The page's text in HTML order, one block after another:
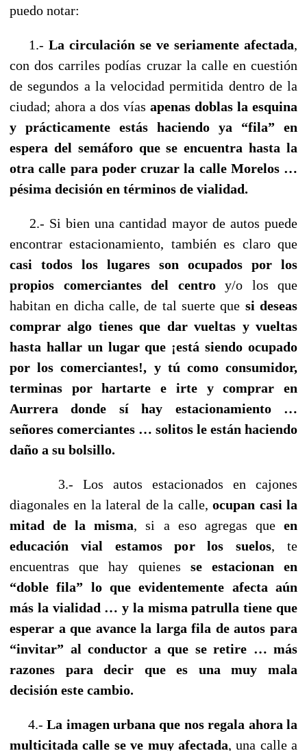
puedo notar:
1.- La circulación se ve seriamente afectada,
con dos carriles podías cruzar la calle en cuestión
de segundos a la velocidad permitida dentro de la
ciudad; ahora a dos vías apenas doblas la esquina
y prácticamente estás haciendo ya “fila” en
espera del semáforo que se encuentra hasta la
otra calle para poder cruzar la calle Morelos …
pésima decisión en términos de vialidad.
2.- Si bien una cantidad mayor de autos puede
encontrar estacionamiento, también es claro que
casi todos los lugares son ocupados por los
propios comerciantes del centroy/o los que
habitan en dicha calle, de tal suerte que si deseas
comprar algo tienes que dar vueltas y vueltas
hasta hallar un lugar que ¡está siendo ocupado
por los comerciantes!, y tú como consumidor,
terminas por hartarte e irte y comprar en
Aurrera donde sí hay estacionamiento …
señores comerciantes … solitos le están haciendo
daño a su bolsillo.
3.- Los autos estacionados en cajones
diagonales en la lateral de la calle,ocupan casi la
mitad de la misma, si a eso agregas queen
educación vial estamos por los suelos, te
encuentras que hay quienes se estacionan en
“doble fila” lo que evidentemente afecta aún
más la vialidad … y la misma patrulla tiene que
esperar a que avance la larga fila de autos para
“invitar” al conductor a que se retire … más
razones para decir que es una muy mala
decisión este cambio.
4.-La imagen urbana que nos regala ahora la
multicitada calle se ve muy afectada, una calle a